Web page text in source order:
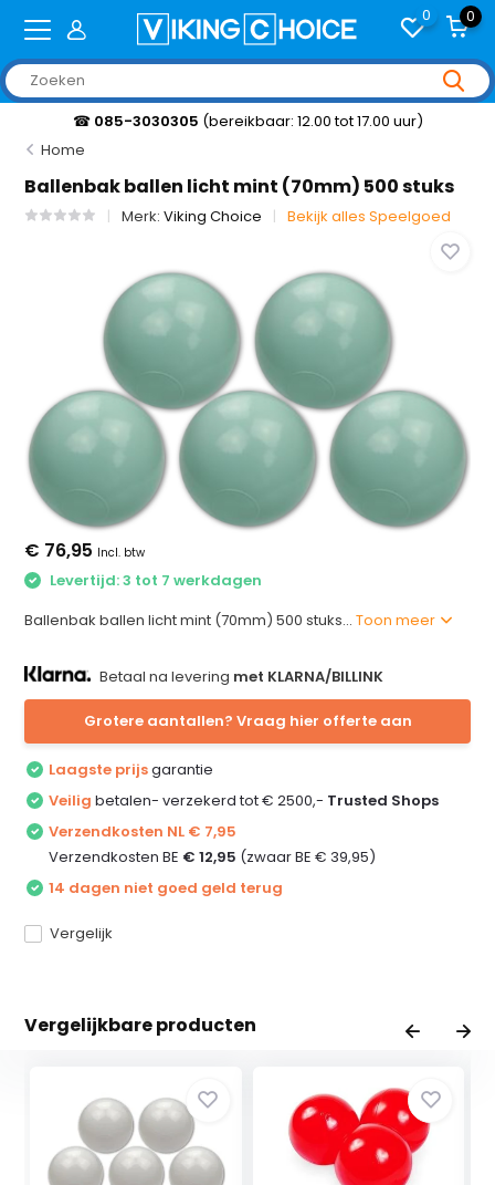
0 0
☎ 085-3030305 (bereikbaar: 12.00 tot 17.00 uur)
Home
Ballenbak ballen licht mint (70mm) 500 stuks
Merk:Viking Choice Bekijk alles Speelgoed
€ 76,95 Incl. btw
Levertijd: 3 tot 7 werkdagen
Ballenbak ballen licht mint (70mm) 500 stuks...Toon meer
Betaal na levering met KLARNA/BILLINK
Grotere aantallen? Vraag hier offerte aan
Laagste prijsgarantie
Veilig betalen- verzekerd tot € 2500,- Trusted Shops
Verzendkosten NL € 7,95
Verzendkosten BE € 12,95 (zwaar BE € 39,95)
14 dagen niet goed geld terug
Vergelijk
Vergelijkbare producten